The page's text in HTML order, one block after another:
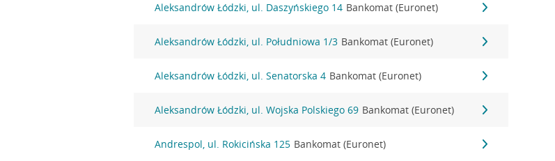
Aleksandrów Łódzki, ul. Daszyńskiego 14 Bankomat (Euronet)
Aleksandrów Łódzki, ul. Południowa 1/3 Bankomat (Euronet)
Aleksandrów Łódzki, ul. Senatorska 4 Bankomat (Euronet)
Aleksandrów Łódzki, ul. Wojska Polskiego 69 Bankomat (Euronet)
Andrespol, ul. Rokicińska 125 Bankomat (Euronet)